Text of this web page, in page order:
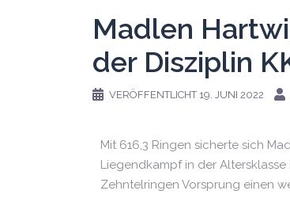
Madlen
der Disziplin
VERÖFFENTLICHT 19. JUNI 2022
Mit 616,3 Ringen sicherte sich
Liegendkampf in der
Zehntelringen Vorsprung einen